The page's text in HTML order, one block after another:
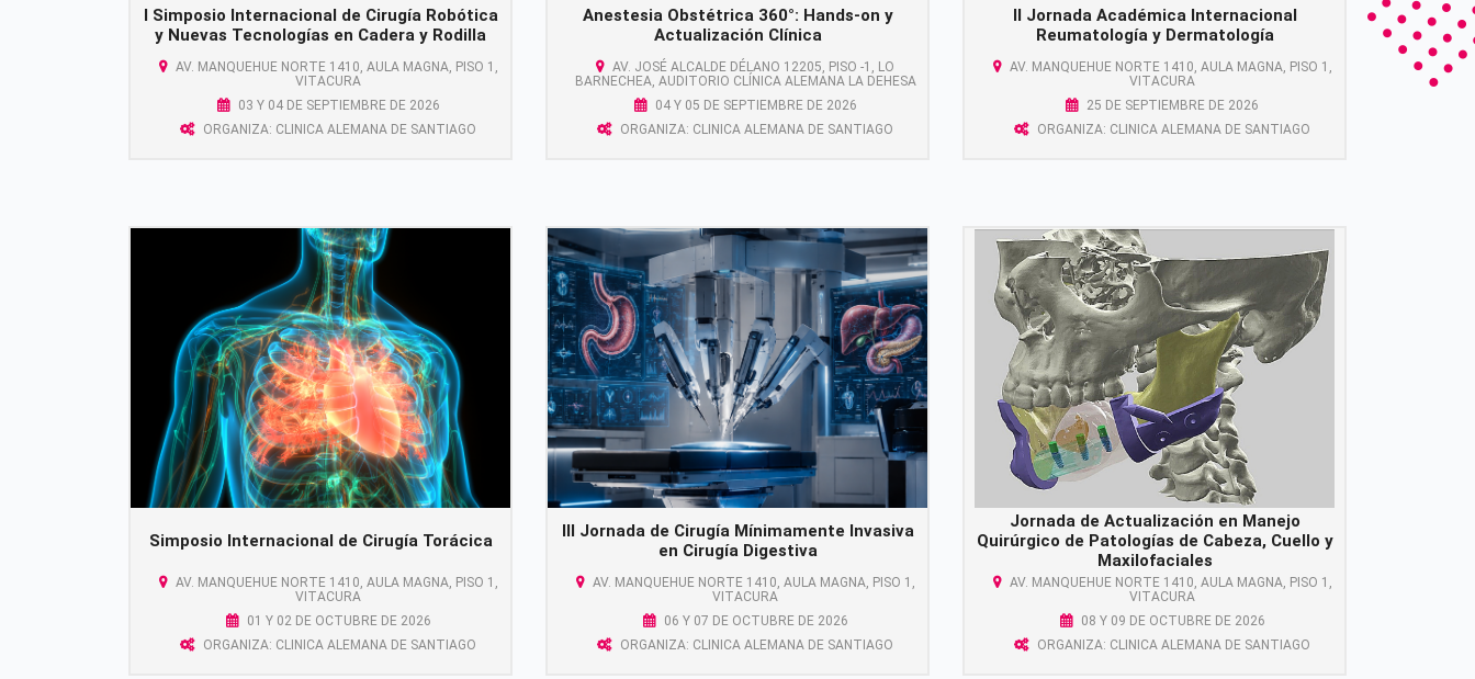
I Simposio Internacional de Cirugía Robótica
y Nuevas Tecnologías en Cadera y Rodilla
AV. MANQUEHUE NORTE 1410, AULA MAGNA, PISO 1,
VITACURA
03 Y 04 DE SEPTIEMBRE DE 2026
ORGANIZA: CLINICA ALEMANA DE SANTIAGO
Anestesia Obstétrica 360°: Hands-on y
Actualización Clínica
AV. JOSÉ ALCALDE DÉLANO 12205, PISO -1, LO
BARNECHEA, AUDITORIO CLÍNICA ALEMANA LA DEHESA
04 Y 05 DE SEPTIEMBRE DE 2026
ORGANIZA: CLINICA ALEMANA DE SANTIAGO
II Jornada Académica Internacional
Reumatología y Dermatología
AV. MANQUEHUE NORTE 1410, AULA MAGNA, PISO 1,
VITACURA
25 DE SEPTIEMBRE DE 2026
ORGANIZA: CLINICA ALEMANA DE SANTIAGO
Simposio Internacional de Cirugía Torácica
AV. MANQUEHUE NORTE 1410, AULA MAGNA, PISO 1,
VITACURA
01 Y 02 DE OCTUBRE DE 2026
ORGANIZA: CLINICA ALEMANA DE SANTIAGO
III Jornada de Cirugía Mínimamente Invasiva
en Cirugía Digestiva
AV. MANQUEHUE NORTE 1410, AULA MAGNA, PISO 1,
VITACURA
06 Y 07 DE OCTUBRE DE 2026
ORGANIZA: CLINICA ALEMANA DE SANTIAGO
Jornada de Actualización en Manejo
Quirúrgico de Patologías de Cabeza, Cuello y
Maxilofaciales
AV. MANQUEHUE NORTE 1410, AULA MAGNA, PISO 1,
VITACURA
08 Y 09 DE OCTUBRE DE 2026
ORGANIZA: CLINICA ALEMANA DE SANTIAGO